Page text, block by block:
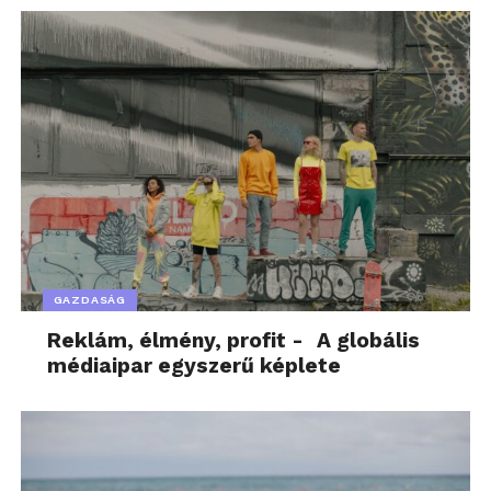
telepítésnél, szervizelésnél és karbantartásnál.
További friss híreket talál azipar4.hufőoldalán!
Kövesse a technológiai híreket és csatlakozzon
hozzánk aFacebookon is!
GAZDASÁG
Reklám, élmény, profit - A globális
médiaipar egyszerű képlete